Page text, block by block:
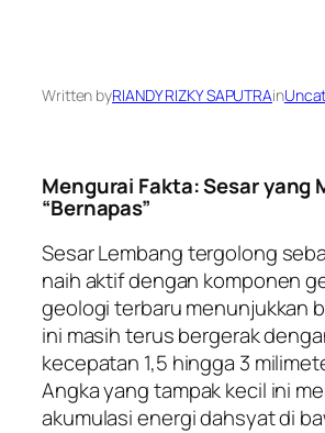
Written byRIANDY RIZKY SAPUTRAin
Mengurai Fakta: Sesar yang
“Bernapas”
Sesar Lembang tergolong
naih aktif dengan komponen
geologi terbaru menunjukkan
ini masih terus bergerak
kecepatan 1,5 hingga 3
Angka yang tampak kecil ini
akumulasi energi dahsyat di